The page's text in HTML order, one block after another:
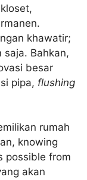
khawatir;
Bahkan,
besar
pipa, flushing
rumah
knowing
possible from
akan